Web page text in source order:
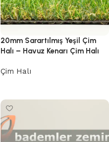
20mm Sarartılmış Yeşil Çim
Halı – Havuz Kenarı Çim Halı
Çim Halı